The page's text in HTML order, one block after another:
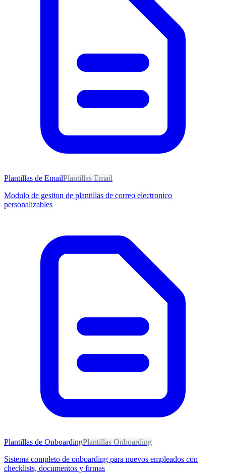
Plantillas de EmailPlantillas Email
Modulo de gestion de plantillas de correo electronico
personalizables
Plantillas de OnboardingPlantillas Onboarding
Sistema completo de onboarding para nuevos empleados con
checklists, documentos y firmas